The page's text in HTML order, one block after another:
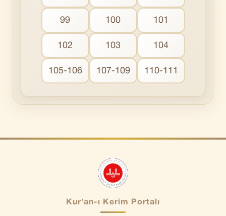
99 100 101
102 103 104
105-106 107-109 110-111
Kur'an-ı Kerim Portalı